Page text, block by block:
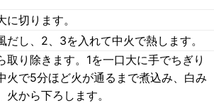
切ります。
だし、2、3を入れて中火で熱します。
取り除きます。1を一口大に手でちぎり
火で5分ほど火が通るまで煮込み、白み
から下ろします。